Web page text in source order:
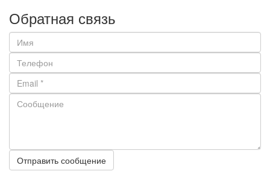
Обратная связь
Отправить сообщение